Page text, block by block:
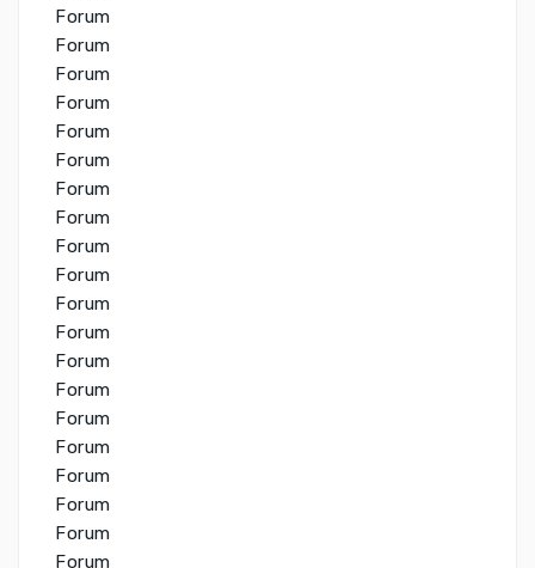
Forum
Forum
Forum
Forum
Forum
Forum
Forum
Forum
Forum
Forum
Forum
Forum
Forum
Forum
Forum
Forum
Forum
Forum
Forum
Forum